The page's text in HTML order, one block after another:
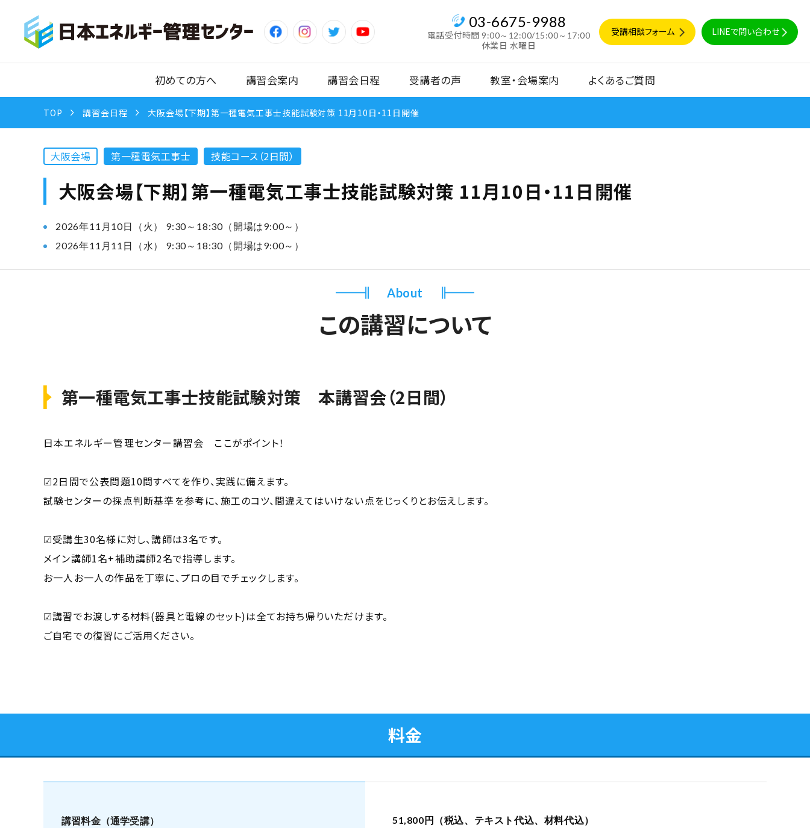
03-6675-9988
電話受付時間 9:00～12:00/15:00～17:00
休業日 水曜日
受講相談フォーム LINEで問い合わせ
初めての方へ 講習会案内 講習会日程 受講者の声 教室・会場案内 よくあるご質問
TOP 講習会日程 大阪会場【下期】第一種電気工事士技能試験対策 11月10日・11日開催
大阪会場 第一種電気工事士 技能コース（2日間）
大阪会場【下期】第一種電気工事士技能試験対策 11月10日・11日開催
2026年11月10日（火） 9:30～18:30（開場は9:00～）
2026年11月11日（水） 9:30～18:30（開場は9:00～）
About
この講習について
第一種電気工事士技能試験対策 本講習会（2日間）
日本エネルギー管理センター講習会 ここがポイント！
☑2日間で公表問題10問すべてを作り、実践に備えます。
試験センターの採点判断基準を参考に、施工のコツ、間違えてはいけない点をじっくりとお伝えします。
☑受講生30名様に対し、講師は3名です。
メイン講師1名+補助講師2名で指導します。
お一人お一人の作品を丁寧に、プロの目でチェックします。
☑講習でお渡しする材料(器具と電線のセット)は全てお持ち帰りいただけます。
ご自宅での復習にご活用ください。
料金
講習料金（通学受講） 51,800円（税込、テキスト代込、材料代込）